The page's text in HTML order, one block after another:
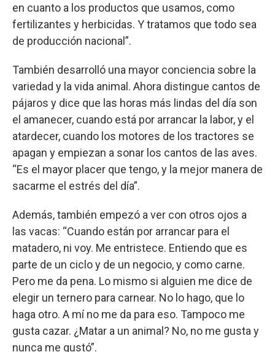
en cuanto a los productos que usamos, como
fertilizantes y herbicidas. Y tratamos que todo sea
de producción nacional”.
También desarrolló una mayor conciencia sobre la
variedad y la vida animal. Ahora distingue cantos de
pájaros y dice que las horas más lindas del día son
el amanecer, cuando está por arrancar la labor, y el
atardecer, cuando los motores de los tractores se
apagan y empiezan a sonar los cantos de las aves.
“Es el mayor placer que tengo, y la mejor manera de
sacarme el estrés del día”.
Además, también empezó a ver con otros ojos a
las vacas: “Cuando están por arrancar para el
matadero, ni voy. Me entristece. Entiendo que es
parte de un ciclo y de un negocio, y como carne.
Pero me da pena. Lo mismo si alguien me dice de
elegir un ternero para carnear. No lo hago, que lo
haga otro. A mí no me da para eso. Tampoco me
gusta cazar. ¿Matar a un animal? No, no me gusta y
nunca me gustó”.